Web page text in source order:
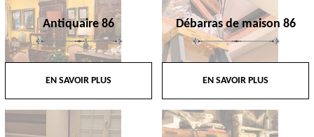
Antiquaire 86
EN SAVOIR PLUS
Débarras de maison 86
EN SAVOIR PLUS